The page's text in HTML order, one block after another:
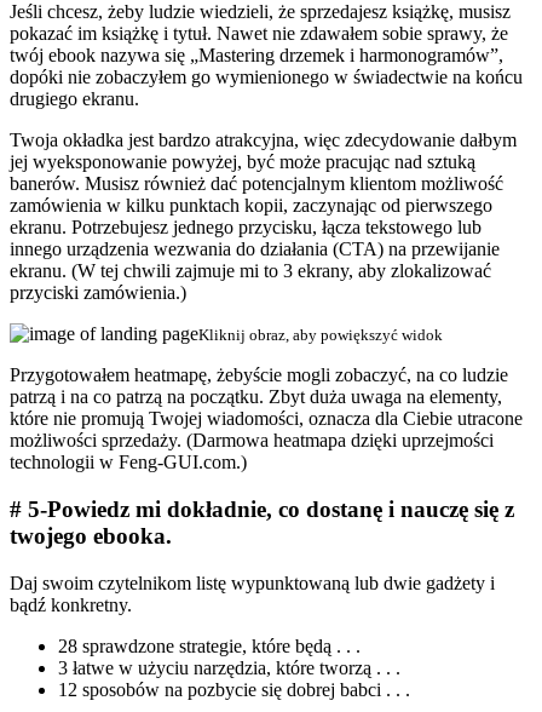
Jeśli chcesz, żeby ludzie wiedzieli, że sprzedajesz książkę, musisz
pokazać im książkę i tytuł. Nawet nie zdawałem sobie sprawy, że
twój ebook nazywa się „Mastering drzemek i harmonogramów”,
dopóki nie zobaczyłem go wymienionego w świadectwie na końcu
drugiego ekranu.
Twoja okładka jest bardzo atrakcyjna, więc zdecydowanie dałbym
jej wyeksponowanie powyżej, być może pracując nad sztuką
banerów. Musisz również dać potencjalnym klientom możliwość
zamówienia w kilku punktach kopii, zaczynając od pierwszego
ekranu. Potrzebujesz jednego przycisku, łącza tekstowego lub
innego urządzenia wezwania do działania (CTA) na przewijanie
ekranu. (W tej chwili zajmuje mi to 3 ekrany, aby zlokalizować
przyciski zamówienia.)
Kliknij obraz, aby powiększyć widok
Przygotowałem heatmapę, żebyście mogli zobaczyć, na co ludzie
patrzą i na co patrzą na początku. Zbyt duża uwaga na elementy,
które nie promują Twojej wiadomości, oznacza dla Ciebie utracone
możliwości sprzedaży. (Darmowa heatmapa dzięki uprzejmości
technologii w Feng-GUI.com.)
# 5-Powiedz mi dokładnie, co dostanę i nauczę się z
twojego ebooka.
Daj swoim czytelnikom listę wypunktowaną lub dwie gadżety i
bądź konkretny.
28 sprawdzone strategie, które będą . . .
3 łatwe w użyciu narzędzia, które tworzą . . .
12 sposobów na pozbycie się dobrej babci . . .